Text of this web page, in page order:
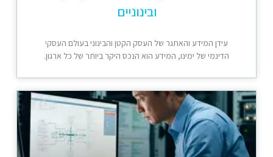
ובינוניים
עידן המידע והאתגר של העסק הקטן והבינוני בעולם העסקי
הדינמי של ימינו, המידע הוא הנכס היקר ביותר של כל ארגון.